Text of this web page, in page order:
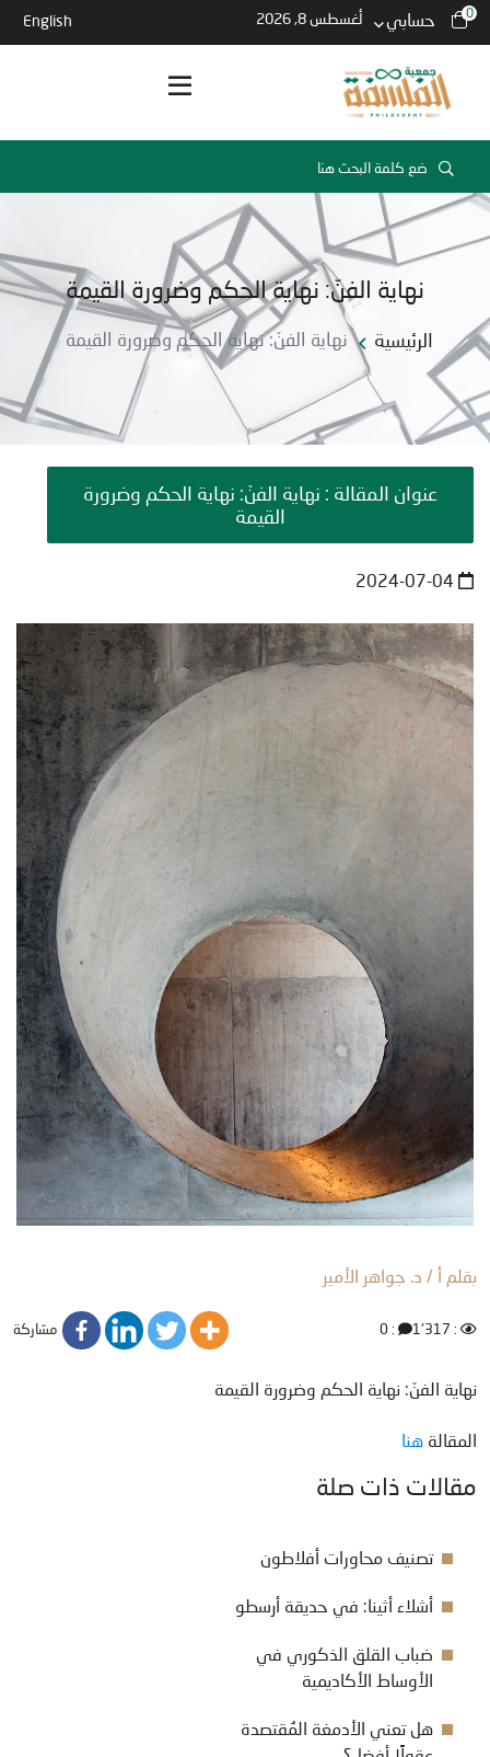
0 حسابي أغسطس 8, 2026 English
نهاية الفنّ: نهاية الحكم وضرورة القيمة
الرئيسية نهاية الفنّ: نهاية الحكم وضرورة القيمة
عنوان المقالة : نهاية الفنّ: نهاية الحكم وضرورة
القيمة
بقلم أ / د. جواهر الأمير
: 1٬317 : 0 مشاركة
نهاية الفنّ: نهاية الحكم وضرورة القيمة
المقالة هنا
مقالات ذات صلة
تصنيف محاورات أفلاطون
أشلاء أثينا: في حديقة أرسطو
ضباب القلق الذكوري في
الأوساط الأكاديمية
هل تعني الأدمغة المُقتصدة